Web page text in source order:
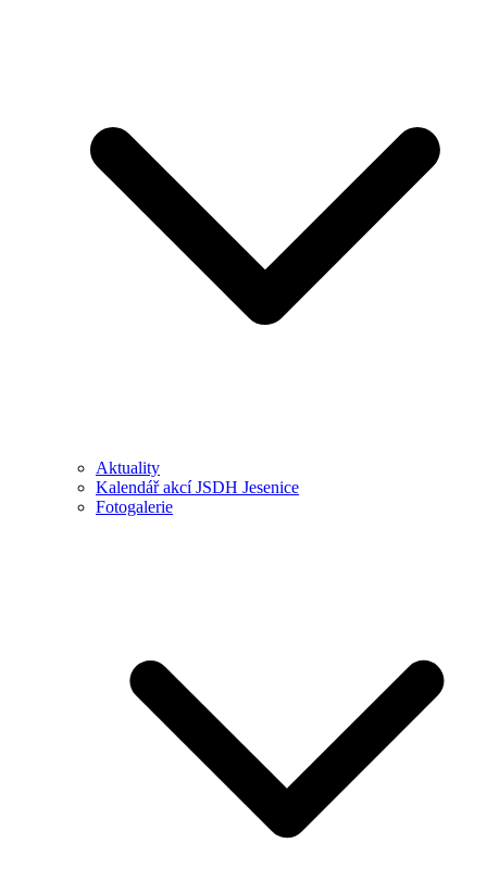
Aktuality
Kalendář akcí JSDH Jesenice
Fotogalerie